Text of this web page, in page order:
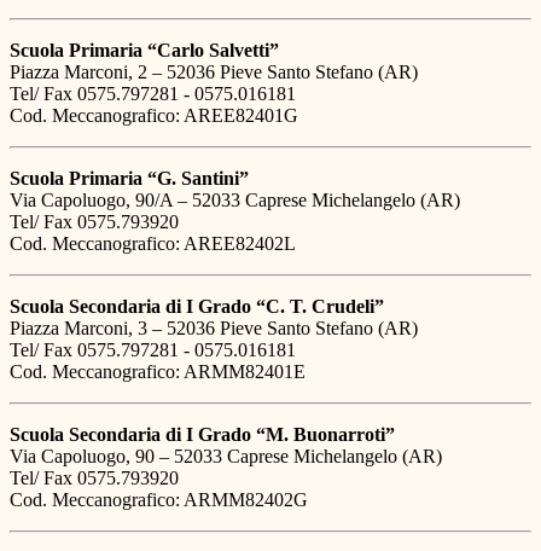
Scuola Primaria “Carlo Salvetti”
Piazza Marconi, 2 – 52036 Pieve Santo Stefano (AR)
Tel/ Fax 0575.797281 - 0575.016181
Cod. Meccanografico: AREE82401G
Scuola Primaria “G. Santini”
Via Capoluogo, 90/A – 52033 Caprese Michelangelo (AR)
Tel/ Fax 0575.793920
Cod. Meccanografico: AREE82402L
Scuola Secondaria di I Grado “C. T. Crudeli”
Piazza Marconi, 3 – 52036 Pieve Santo Stefano (AR)
Tel/ Fax 0575.797281 - 0575.016181
Cod. Meccanografico: ARMM82401E
Scuola Secondaria di I Grado “M. Buonarroti”
Via Capoluogo, 90 – 52033 Caprese Michelangelo (AR)
Tel/ Fax 0575.793920
Cod. Meccanografico: ARMM82402G